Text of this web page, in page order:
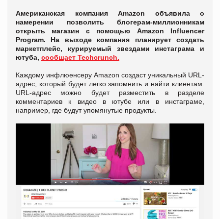
Американская компания Amazon объявила о
намерении позволить блогерам-миллионникам
открыть магазин с помощью Amazon Influencer
Program. На выходе компания планирует создать
маркетплейс, курируемый звездами инстаграма и
ютуба, сообщает Techcrunch.
Каждому инфлюенсеру Amazon создаст уникальный URL-
адрес, который будет легко запомнить и найти клиентам.
URL-адрес можно будет разместить в разделе
комментариев к видео в ютубе или в инстаграме,
например, где будут упомянутые продукты.